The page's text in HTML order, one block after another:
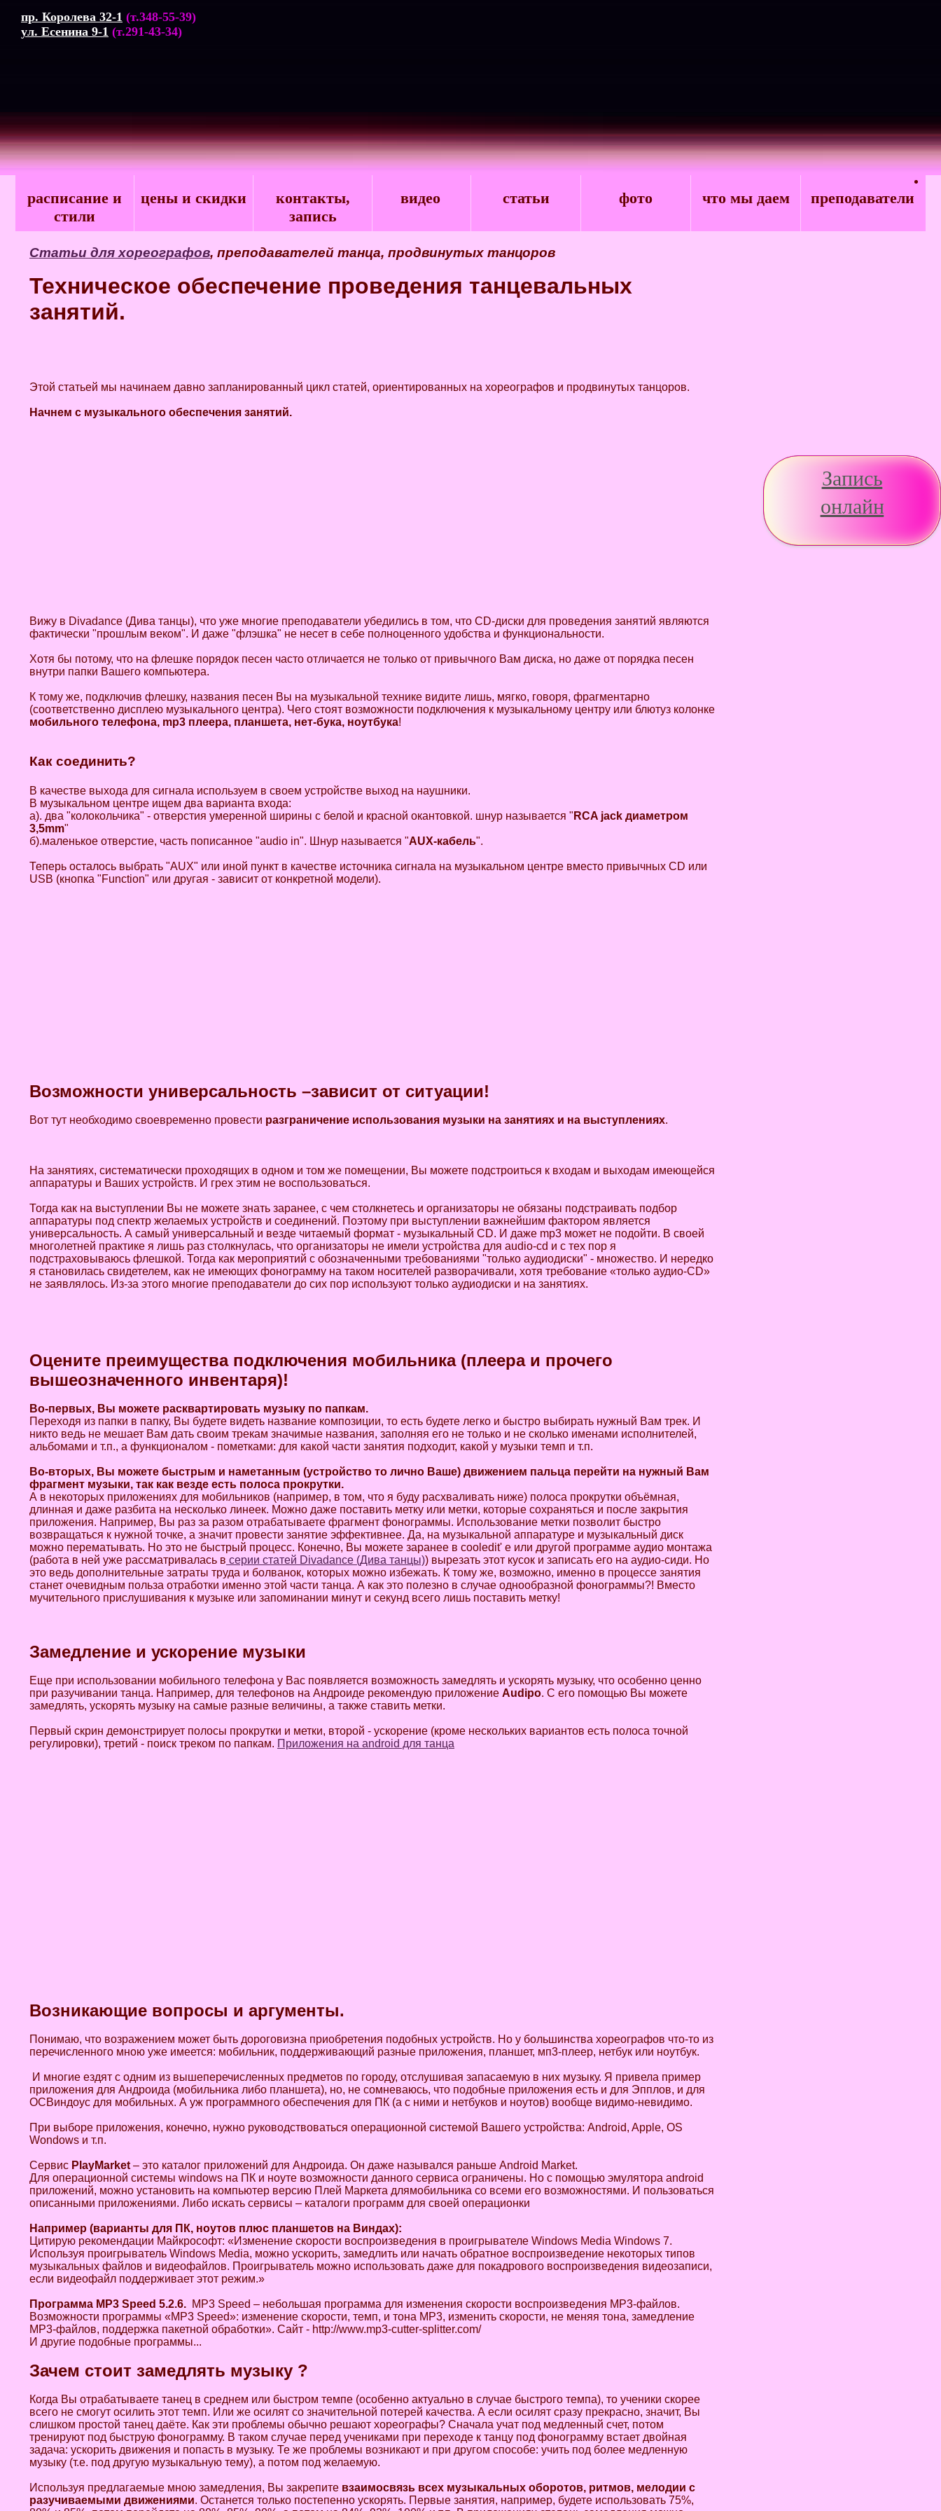
пр. Королева 32-1 (т.348-55-39)
ул. Есенина 9-1 (т.291-43-34)
расписание и
стили
цены и скидки
контакты,
запись
видео статьи фото что мы даем преподаватели
Запись
онлайн
Статьи для хореографов, преподавателей танца, продвинутых танцоров
Техническое обеспечение проведения танцевальных
занятий.
Этой статьей мы начинаем давно запланированный цикл статей, ориентированных на хореографов и продвинутых танцоров.
Начнем с музыкального обеспечения занятий.
Вижу в Divadance (Дива танцы), что уже многие преподаватели убедились в том, что CD-диски для проведения занятий являются
фактически "прошлым веком". И даже "флэшка" не несет в себе полноценного удобства и функциональности.
Хотя бы потому, что на флешке порядок песен часто отличается не только от привычного Вам диска, но даже от порядка песен
внутри папки Вашего компьютера.
К тому же, подключив флешку, названия песен Вы на музыкальной технике видите лишь, мягко, говоря, фрагментарно
(соответственно дисплею музыкального центра). Чего стоят возможности подключения к музыкальному центру или блютуз колонке
мобильного телефона, mp3 плеера, планшета, нет-бука, ноутбука!
Как соединить?
В качестве выхода для сигнала используем в своем устройстве выход на наушники.
В музыкальном центре ищем два варианта входа:
а). два "колокольчика" - отверстия умеренной ширины с белой и красной окантовкой. шнур называется " RCA jack диаметром
3,5mm"
б).маленькое отверстие, часть пописанное "audio in". Шнур называется "AUX-кабель".
Теперь осталось выбрать "AUX" или иной пункт в качестве источника сигнала на музыкальном центре вместо привычных CD или
USB (кнопка "Function" или другая - зависит от конкретной модели).
Возможности универсальность –зависит от ситуации!
Вот тут необходимо своевременно провести разграничение использования музыки на занятиях и на выступлениях.
На занятиях, систематически проходящих в одном и том же помещении, Вы можете подстроиться к входам и выходам имеющейся
аппаратуры и Ваших устройств. И грех этим не воспользоваться.
Тогда как на выступлении Вы не можете знать заранее, с чем столкнетесь и организаторы не обязаны подстраивать подбор
аппаратуры под спектр желаемых устройств и соединений. Поэтому при выступлении важнейшим фактором является
универсальность. А самый универсальный и везде читаемый формат - музыкальный CD. И даже mp3 может не подойти. В своей
многолетней практике я лишь раз столкнулась, что организаторы не имели устройства для audio-cd и с тех пор я
подстраховываюсь флешкой. Тогда как мероприятий с обозначенными требованиями "только аудиодиски" - множество. И нередко
я становилась свидетелем, как не имеющих фонограмму на таком носителей разворачивали, хотя требование «только аудио-CD»
не заявлялось. Из-за этого многие преподаватели до сих пор используют только аудиодиски и на занятиях.
Оцените преимущества подключения мобильника(плеера и прочего
вышеозначенного инвентаря)!
Во-первых, Вы можете расквартировать музыку по папкам.
Переходя из папки в папку, Вы будете видеть название композиции, то есть будете легко и быстро выбирать нужный Вам трек. И
никто ведь не мешает Вам дать своим трекам значимые названия, заполняя его не только и не сколько именами исполнителей,
альбомами и т.п., а функционалом - пометками: для какой части занятия подходит, какой у музыки темп и т.п.
Во-вторых, Вы можете быстрым и наметанным (устройство то лично Ваше) движением пальца перейти на нужный Вам
фрагмент музыки, так как везде есть полоса прокрутки.
А в некоторых приложениях для мобильников (например, в том, что я буду расхваливать ниже) полоса прокрутки объёмная,
длинная и даже разбита на несколько линеек. Можно даже поставить метку или метки, которые сохраняться и после закрытия
приложения. Например, Вы раз за разом отрабатываете фрагмент фонограммы. Использование метки позволит быстро
возвращаться к нужной точке, а значит провести занятие эффективнее. Да, на музыкальной аппаратуре и музыкальный диск
можно перематывать. Но это не быстрый процесс. Конечно, Вы можете заранее в cooledit' е или другой программе аудио монтажа
(работа в ней уже рассматривалась в серии статей Divadance (Дива танцы)) вырезать этот кусок и записать его на аудио-сиди. Но
это ведь дополнительные затраты труда и болванок, которых можно избежать. К тому же, возможно, именно в процессе занятия
станет очевидным польза отработки именно этой части танца. А как это полезно в случае однообразной фонограммы?! Вместо
мучительного прислушивания к музыке или запоминании минут и секунд всего лишь поставить метку!
Замедление и ускорение музыки
Еще при использовании мобильного телефона у Вас появляется возможность замедлять и ускорять музыку, что особенно ценно
при разучивании танца. Например, для телефонов на Андроиде рекомендую приложение Audipo. С его помощью Вы можете
замедлять, ускорять музыку на самые разные величины, а также ставить метки.
Первый скрин демонстрирует полосы прокрутки и метки, второй - ускорение (кроме нескольких вариантов есть полоса точной
регулировки), третий - поиск треком по папкам. Приложения на android для танца
Возникающие вопросы и аргументы.
Понимаю, что возражением может быть дороговизна приобретения подобных устройств. Но у большинства хореографов что-то из
перечисленного мною уже имеется: мобильник, поддерживающий разные приложения, планшет, мп3-плеер, нетбук или ноутбук.
И многие ездят с одним из вышеперечисленных предметов по городу, отслушивая запасаемую в них музыку. Я привела пример
приложения для Андроида (мобильника либо планшета), но, не сомневаюсь, что подобные приложения есть и для Эпплов, и для
ОСВиндоус для мобильных. А уж программного обеспечения для ПК (а с ними и нетбуков и ноутов) вообще видимо-невидимо.
При выборе приложения, конечно, нужно руководствоваться операционной системой Вашего устройства: Android, Apple, OS
Wondows и т.п.
Сервис PlayMarket – это каталог приложений для Андроида. Он даже назывался раньше Android Market.
Для операционной системы windows на ПК и ноуте возможности данного сервиса ограничены. Но с помощью эмулятора android
приложений, можно установить на компьютер версию Плей Маркета длямобильника со всеми его возможностями. И пользоваться
описанными приложениями. Либо искать сервисы – каталоги программ для своей операционки
Например (варианты для ПК, ноутов плюс планшетов на Виндах):
Цитирую рекомендации Майкрософт: «Изменение скорости воспроизведения в проигрывателе Windows Media Windows 7.
Используя проигрыватель Windows Media, можно ускорить, замедлить или начать обратное воспроизведение некоторых типов
музыкальных файлов и видеофайлов. Проигрыватель можно использовать даже для покадрового воспроизведения видеозаписи,
если видеофайл поддерживает этот режим.»
Программа MP3 Speed 5.2.6. MP3 Speed – небольшая программа для изменения скорости воспроизведения MP3-файлов.
Возможности программы «MP3 Speed»: изменение скорости, темп, и тона MP3, изменить скорости, не меняя тона, замедление
MP3-файлов, поддержка пакетной обработки». Сайт - http://www.mp3-cutter-splitter.com/
И другие подобные программы...
Зачем стоит замедлять музыку ?
Когда Вы отрабатываете танец в среднем или быстром темпе (особенно актуально в случае быстрого темпа), то ученики скорее
всего не смогут осилить этот темп. Или же осилят со значительной потерей качества. А если осилят сразу прекрасно, значит, Вы
слишком простой танец даёте. Как эти проблемы обычно решают хореографы? Сначала учат под медленный счет, потом
тренируют под быструю фонограмму. В таком случае перед учениками при переходе к танцу под фонограмму встает двойная
задача: ускорить движения и попасть в музыку. Те же проблемы возникают и при другом способе: учить под более медленную
музыку (т.е. под другую музыкальную тему), а потом под желаемую.
Используя предлагаемые мною замедления, Вы закрепите взаимосвязь всех музыкальных оборотов, ритмов, мелодии с
разучиваемыми движениями. Останется только постепенно ускорять. Первые занятия, например, будете использовать 75%,